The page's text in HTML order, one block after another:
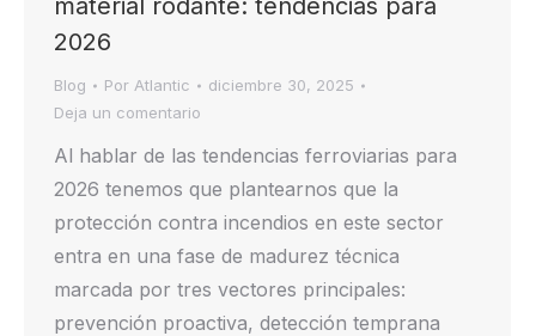
material rodante: tendencias para
2026
Blog Por Atlantic
diciembre 30, 2025
Deja un comentario
Al hablar de las tendencias ferroviarias para
2026 tenemos que plantearnos que la
protección contra incendios en este sector
entra en una fase de madurez técnica
marcada por tres vectores principales:
prevención proactiva, detección temprana